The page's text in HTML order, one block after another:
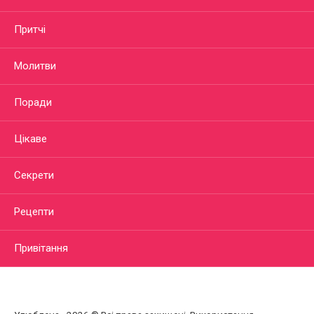
Притчі
Молитви
Поради
Цікаве
Секрети
Рецепти
Привітання